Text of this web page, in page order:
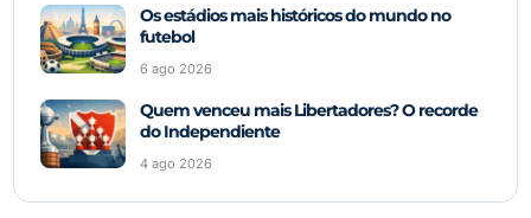
Os estádios mais históricos do mundo no
futebol
6 ago 2026
Quem venceu mais Libertadores? O recorde
do Independiente
4 ago 2026